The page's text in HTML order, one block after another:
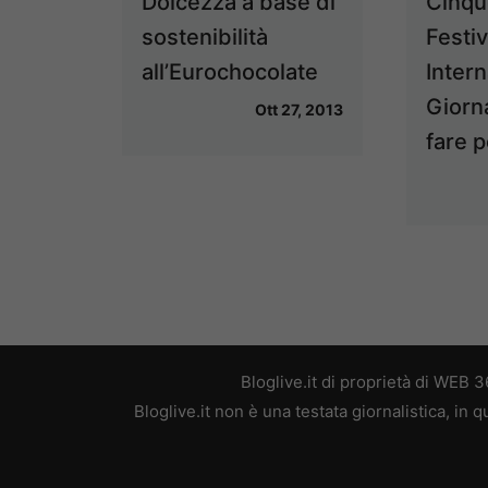
sostenibilità
all’Eurochocolate
Ott 27, 2013
fare
Bloglive.it di proprietà di WEB
Bloglive.it non è una testata giornalistica, in